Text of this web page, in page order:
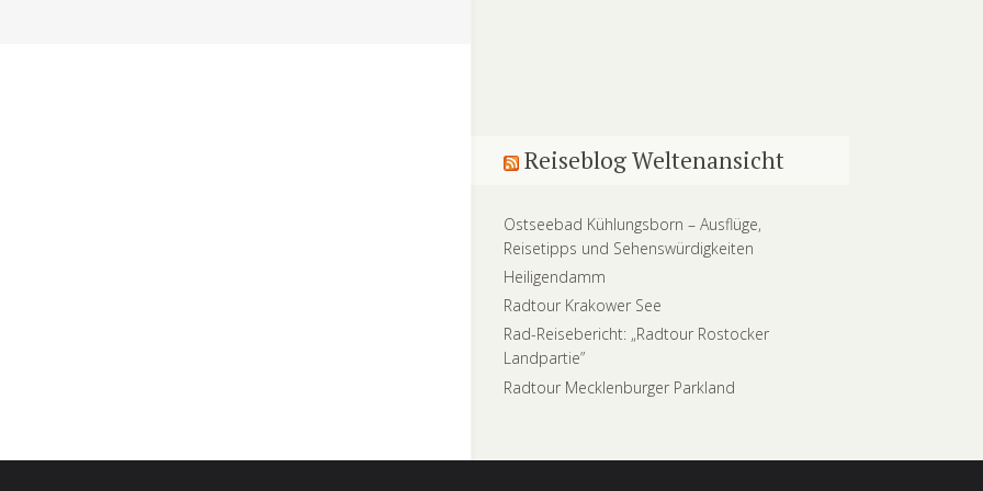
Reiseblog Weltenansicht
Ostseebad Kühlungsborn – Ausflüge,
Reisetipps und Sehenswürdigkeiten
Heiligendamm
Radtour Krakower See
Rad-Reisebericht: „Radtour Rostocker
Landpartie”
Radtour Mecklenburger Parkland